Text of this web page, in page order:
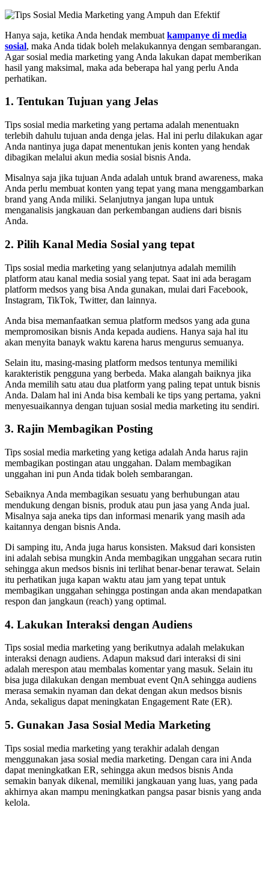
Hanya saja, ketika Anda hendak membuat kampanye di media
sosial, maka Anda tidak boleh melakukannya dengan sembarangan.
Agar sosial media marketing yang Anda lakukan dapat memberikan
hasil yang maksimal, maka ada beberapa hal yang perlu Anda
perhatikan.
1. Tentukan Tujuan yang Jelas
Tips sosial media marketing yang pertama adalah menentuakn
terlebih dahulu tujuan anda denga jelas. Hal ini perlu dilakukan agar
Anda nantinya juga dapat menentukan jenis konten yang hendak
dibagikan melalui akun media sosial bisnis Anda.
Misalnya saja jika tujuan Anda adalah untuk brand awareness, maka
Anda perlu membuat konten yang tepat yang mana menggambarkan
brand yang Anda miliki. Selanjutnya jangan lupa untuk
menganalisis jangkauan dan perkembangan audiens dari bisnis
Anda.
2. Pilih Kanal Media Sosial yang tepat
Tips sosial media marketing yang selanjutnya adalah memilih
platform atau kanal media sosial yang tepat. Saat ini ada beragam
platform medsos yang bisa Anda gunakan, mulai dari Facebook,
Instagram, TikTok, Twitter, dan lainnya.
Anda bisa memanfaatkan semua platform medsos yang ada guna
mempromosikan bisnis Anda kepada audiens. Hanya saja hal itu
akan menyita banayk waktu karena harus mengurus semuanya.
Selain itu, masing-masing platform medsos tentunya memiliki
karakteristik pengguna yang berbeda. Maka alangah baiknya jika
Anda memilih satu atau dua platform yang paling tepat untuk bisnis
Anda. Dalam hal ini Anda bisa kembali ke tips yang pertama, yakni
menyesuaikannya dengan tujuan sosial media marketing itu sendiri.
3. Rajin Membagikan Posting
Tips sosial media marketing yang ketiga adalah Anda harus rajin
membagikan postingan atau unggahan. Dalam membagikan
unggahan ini pun Anda tidak boleh sembarangan.
Sebaiknya Anda membagikan sesuatu yang berhubungan atau
mendukung dengan bisnis, produk atau pun jasa yang Anda jual.
Misalnya saja aneka tips dan informasi menarik yang masih ada
kaitannya dengan bisnis Anda.
Di samping itu, Anda juga harus konsisten. Maksud dari konsisten
ini adalah sebisa mungkin Anda membagikan unggahan secara rutin
sehingga akun medsos bisnis ini terlihat benar-benar terawat. Selain
itu perhatikan juga kapan waktu atau jam yang tepat untuk
membagikan unggahan sehingga postingan anda akan mendapatkan
respon dan jangkaun (reach) yang optimal.
4. Lakukan Interaksi dengan Audiens
Tips sosial media marketing yang berikutnya adalah melakukan
interaksi denagn audiens. Adapun maksud dari interaksi di sini
adalah merespon atau membalas komentar yang masuk. Selain itu
bisa juga dilakukan dengan membuat event QnA sehingga audiens
merasa semakin nyaman dan dekat dengan akun medsos bisnis
Anda, sekaligus dapat meningkatan Engagement Rate (ER).
5. Gunakan Jasa Sosial Media Marketing
Tips sosial media marketing yang terakhir adalah dengan
menggunakan jasa sosial media marketing. Dengan cara ini Anda
dapat meningkatkan ER, sehingga akun medsos bisnis Anda
semakin banyak dikenal, memiliki jangkauan yang luas, yang pada
akhirnya akan mampu meningkatkan pangsa pasar bisnis yang anda
kelola.